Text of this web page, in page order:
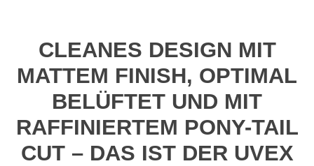
CLEANES DESIGN MIT
MATTEM FINISH, OPTIMAL
BELÜFTET UND MIT
RAFFINIERTEM PONY-TAIL
CUT – DAS IST DER UVEX